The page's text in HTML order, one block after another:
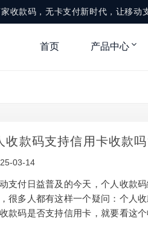
收款码，无卡支付新时代，让移动
首页 产品中心
收款码支持信用卡收款
03-14
支付日益普及的今天，个人收款
很多人都有这样一个疑问：个
款码是否支持信用卡，就要看这